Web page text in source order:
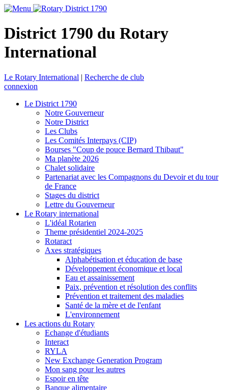
District 1790 du Rotary
International
Le Rotary International | Recherche de club
connexion
Le District 1790
Notre Gouverneur
Notre District
Les Clubs
Les Comités Interpays (CIP)
Bourses "Coup de pouce Bernard Thibaut"
Ma planète 2026
Chalet solidaire
Partenariat avec les Compagnons du Devoir et du tour
de France
Stages du district
Lettre du Gouverneur
Le Rotary international
L'idéal Rotarien
Theme présidentiel 2024-2025
Rotaract
Axes stratégiques
Alphabétisation et éducation de base
Développement économique et local
Eau et assainissement
Paix, prévention et résolution des conflits
Prévention et traitement des maladies
Santé de la mère et de l'enfant
L'environnement
Les actions du Rotary
Echange d'étudiants
Interact
RYLA
New Exchange Generation Program
Mon sang pour les autres
Espoir en tête
Banque alimentaire